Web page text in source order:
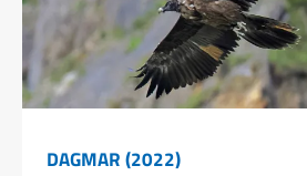
DAGMAR (2022)